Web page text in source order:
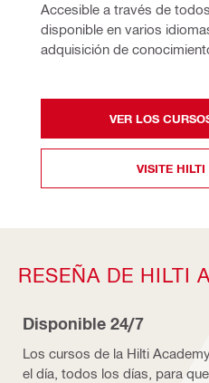
Accesible a través de
disponible en varios
adquisición de
VER LOS
VISITE
RESEÑA DE HILTI
Disponible 24/7
Los cursos de la Hilti
el día, todos los días, para